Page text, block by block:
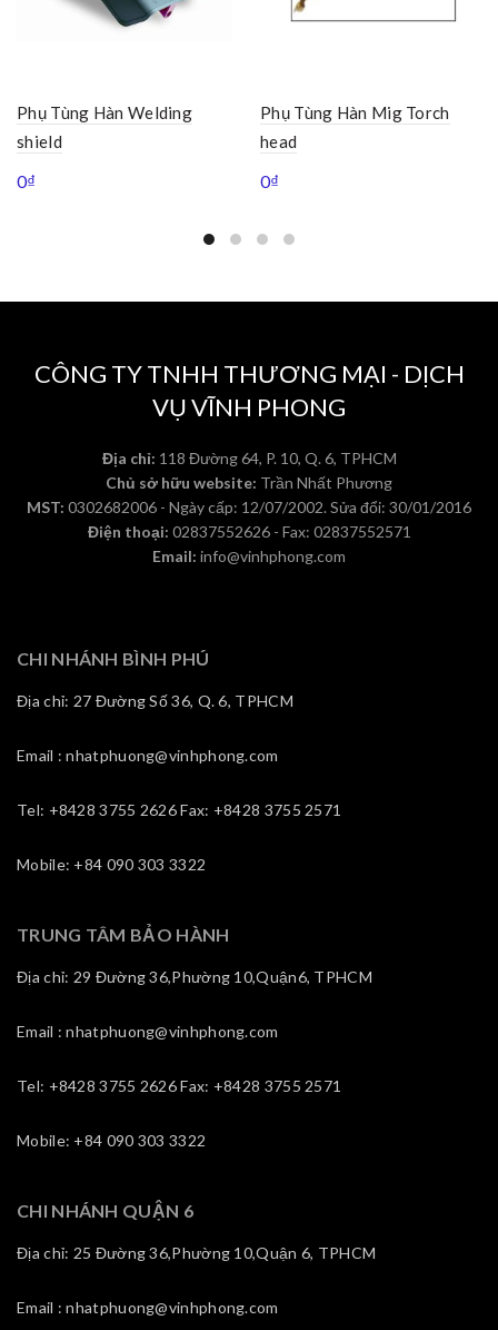
Phụ Tùng Hàn Welding
shield
0₫
Phụ Tùng Hàn Mig Torch
head
0₫
CÔNG TY TNHH THƯƠNG MẠI - DỊCH
VỤ VĨNH PHONG
Địa chỉ: 118 Đường 64, P. 10, Q. 6, TPHCM
Chủ sở hữu website: Trần Nhất Phương
MST: 0302682006 - Ngày cấp: 12/07/2002. Sửa đổi: 30/01/2016
Điện thoại: 02837552626 - Fax: 02837552571
Email: info@vinhphong.com
CHI NHÁNH BÌNH PHÚ
Địa chỉ: 27 Đường Số 36, Q. 6, TPHCM
Email : nhatphuong@vinhphong.com
Tel: +8428 3755 2626 Fax: +8428 3755 2571
Mobile: +84 090 303 3322
TRUNG TÂM BẢO HÀNH
Địa chỉ: 29 Đường 36,Phường 10,Quận6, TPHCM
Email : nhatphuong@vinhphong.com
Tel: +8428 3755 2626 Fax: +8428 3755 2571
Mobile: +84 090 303 3322
CHI NHÁNH QUẬN 6
Địa chỉ: 25 Đường 36,Phường 10,Quận 6, TPHCM
Email : nhatphuong@vinhphong.com